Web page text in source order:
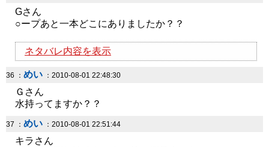
Gさん
○ープあと一本どこにありましたか？？
ネタバレ内容を表示
36 ： めい ：2010-08-01 22:48:30
Ｇさん
水持ってますか？？
37 ： めい ：2010-08-01 22:51:44
キラさん